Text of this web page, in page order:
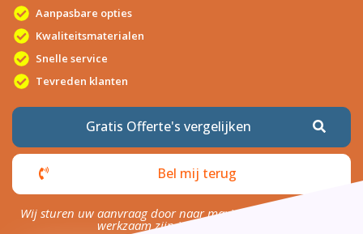
Aanpasbare opties
Kwaliteitsmaterialen
Snelle service
Tevreden klanten
Gratis Offerte's vergelijken
Bel mij terug
Wij sturen uw aanvraag door naar maximaal 4 bedrijven die
werkzaam zijn in uw omgeving.